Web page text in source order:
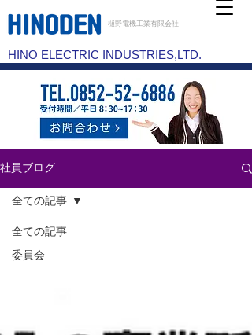
樋野電機工業有限会社
HINO ELECTRIC INDUSTRIES,LTD.
社員ブログ
全ての記事
委員会
全ての記事